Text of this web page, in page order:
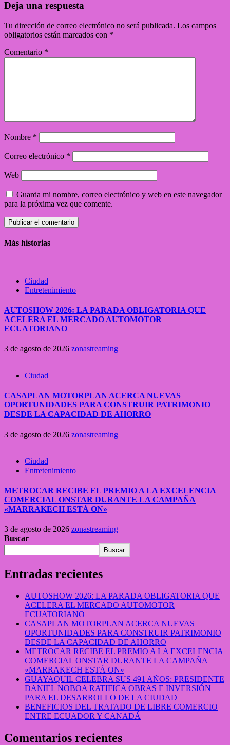
Deja una respuesta
Tu dirección de correo electrónico no será publicada. Los campos
obligatorios están marcados con *
Comentario *
Nombre *
Correo electrónico *
Web
Guarda mi nombre, correo electrónico y web en este navegador
para la próxima vez que comente.
Más historias
Ciudad
Entretenimiento
AUTOSHOW 2026: LA PARADA OBLIGATORIA QUE
ACELERA EL MERCADO AUTOMOTOR
ECUATORIANO
3 de agosto de 2026 zonastreaming
Ciudad
CASAPLAN MOTORPLAN ACERCA NUEVAS
OPORTUNIDADES PARA CONSTRUIR PATRIMONIO
DESDE LA CAPACIDAD DE AHORRO
3 de agosto de 2026 zonastreaming
Ciudad
Entretenimiento
METROCAR RECIBE EL PREMIO A LA EXCELENCIA
COMERCIAL ONSTAR DURANTE LA CAMPAÑA
«MARRAKECH ESTÁ ON»
3 de agosto de 2026 zonastreaming
Buscar
Buscar
Entradas recientes
AUTOSHOW 2026: LA PARADA OBLIGATORIA QUE
ACELERA EL MERCADO AUTOMOTOR
ECUATORIANO
CASAPLAN MOTORPLAN ACERCA NUEVAS
OPORTUNIDADES PARA CONSTRUIR PATRIMONIO
DESDE LA CAPACIDAD DE AHORRO
METROCAR RECIBE EL PREMIO A LA EXCELENCIA
COMERCIAL ONSTAR DURANTE LA CAMPAÑA
«MARRAKECH ESTÁ ON»
GUAYAQUIL CELEBRA SUS 491 AÑOS: PRESIDENTE
DANIEL NOBOA RATIFICA OBRAS E INVERSIÓN
PARA EL DESARROLLO DE LA CIUDAD
BENEFICIOS DEL TRATADO DE LIBRE COMERCIO
ENTRE ECUADOR Y CANADÁ
Comentarios recientes